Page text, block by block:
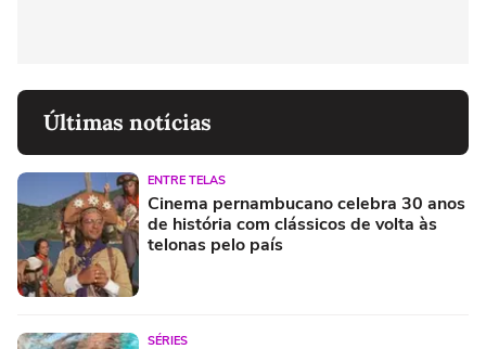
Últimas notícias
ENTRE TELAS
Cinema pernambucano celebra 30 anos
de história com clássicos de volta às
telonas pelo país
SÉRIES